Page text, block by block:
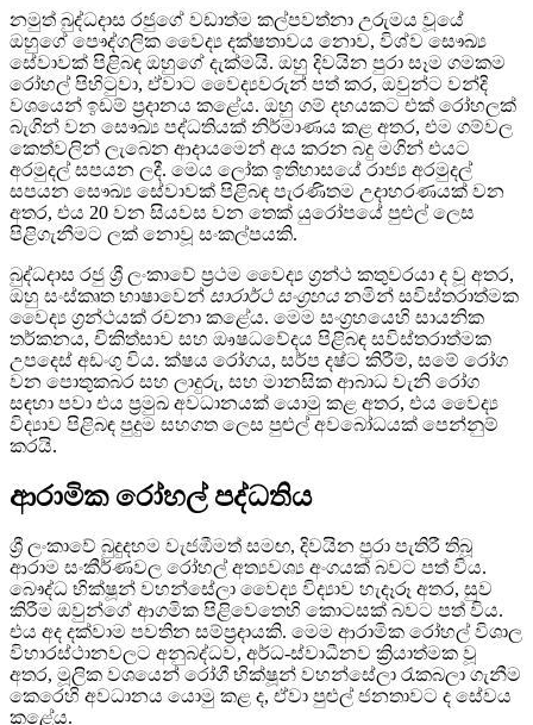
නමුත් බුද්ධදාස රජුගේ වඩාත්ම කල්පවත්නා උරුමය වූයේ
ඔහුගේ පෞද්ගලික වෛද්‍ය දක්ෂතාවය නොව, විශ්ව සෞඛ්‍ය
සේවාවක් පිළිබඳ ඔහුගේ දැක්මයි. ඔහු දිවයින පුරා සෑම ගමකම
රෝහල් පිහිටුවා, ඒවාට වෛද්‍යවරුන් පත් කර, ඔවුන්ට වන්දි
වශයෙන් ඉඩම් ප්‍රදානය කළේය. ඔහු ගම් දහයකට එක් රෝහලක්
බැගින් වන සෞඛ්‍ය පද්ධතියක් නිර්මාණය කළ අතර, එම ගම්වල
කෙත්වලින් ලැබෙන ආදායමෙන් අය කරන බදු මගින් එයට
අරමුදල් සපයන ලදී. මෙය ලෝක ඉතිහාසයේ රාජ්‍ය අරමුදල්
සපයන සෞඛ්‍ය සේවාවක් පිළිබඳ පැරණිතම උදාහරණයක් වන
අතර, එය 20 වන සියවස වන තෙක් යුරෝපයේ පුළුල් ලෙස
පිළිගැනීමට ලක් නොවූ සංකල්පයකි.
බුද්ධදාස රජු ශ්‍රී ලංකාවේ ප්‍රථම වෛද්‍ය ග්‍රන්ථ කතුවරයා ද වූ අතර,
ඔහු සංස්කෘත භාෂාවෙන් සාරාර්ථ සංග්‍රහය නමින් සවිස්තරාත්මක
වෛද්‍ය ග්‍රන්ථයක් රචනා කළේය. මෙම සංග්‍රහයෙහි සායනික
තර්කනය, චිකිත්සාව සහ ඖෂධවේදය පිළිබඳ සවිස්තරාත්මක
උපදෙස් අඩංගු විය. ක්ෂය රෝගය, සර්ප දෂ්ට කිරීම්, සමේ රෝග
වන පොතුකබර සහ ලාදුරු, සහ මානසික ආබාධ වැනි රෝග
සඳහා පවා එය ප්‍රමුඛ අවධානයක් යොමු කළ අතර, එය වෛද්‍ය
විද්‍යාව පිළිබඳ පුදුම සහගත ලෙස පුළුල් අවබෝධයක් පෙන්නුම්
කරයි.
ආරාමික රෝහල් පද්ධතිය
ශ්‍රී ලංකාවේ බුදුදහම වැජඹීමත් සමඟ, දිවයින පුරා පැතිරී තිබූ
ආරාම සංකීර්ණවල රෝහල් අත්‍යවශ්‍ය අංගයක් බවට පත් විය.
බෞද්ධ භික්ෂූන් වහන්සේලා වෛද්‍ය විද්‍යාව හැදෑරූ අතර, සුව
කිරීම ඔවුන්ගේ ආගමික පිළිවෙතෙහි කොටසක් බවට පත් විය.
එය අද දක්වාම පවතින සම්ප්‍රදායකි. මෙම ආරාමික රෝහල් විශාල
විහාරස්ථානවලට අනුබද්ධව, අර්ධ-ස්වාධීනව ක්‍රියාත්මක වූ
අතර, මූලික වශයෙන් රෝගී භික්ෂූන් වහන්සේලා රැකබලා ගැනීම
කෙරෙහි අවධානය යොමු කළ ද, ඒවා පුළුල් ජනතාවට ද සේවය
කළේය.